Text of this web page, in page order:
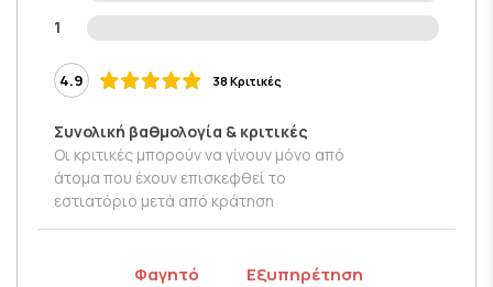
1
4.9 38 Κριτικές
Συνολική βαθμολογία & κριτικές
Οι κριτικές μπορούν να γίνουν μόνο από
άτομα που έχουν επισκεφθεί το
εστιατόριο μετά από κράτηση
Φαγητό Εξυπηρέτηση